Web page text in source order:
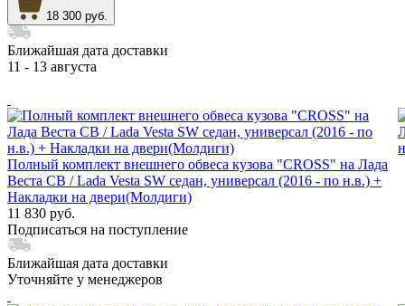
18 300 руб.
Ближайшая дата доставки
11 - 13 августа
Полный комплект внешнего обвеса кузова "CROSS" на Лада
Веста СВ / Lada Vesta SW седан, универсал (2016 - по н.в.) +
Накладки на двери(Молдиги)
11 830 руб.
Подписаться на поступление
Ближайшая дата доставки
Уточняйте у менеджеров